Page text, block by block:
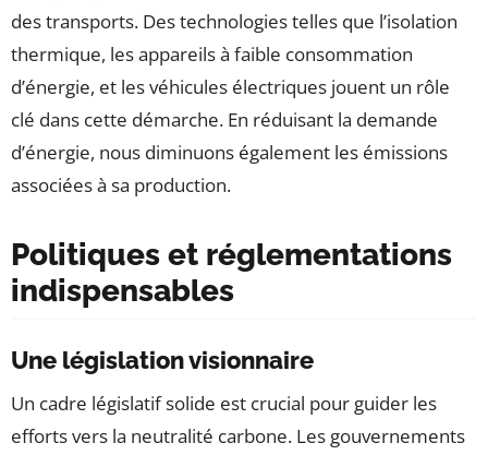
des transports. Des technologies telles que l’isolation
thermique, les appareils à faible consommation
d’énergie, et les véhicules électriques jouent un rôle
clé dans cette démarche. En réduisant la demande
d’énergie, nous diminuons également les émissions
associées à sa production.
Politiques et réglementations
indispensables
Une législation visionnaire
Un cadre législatif solide est crucial pour guider les
efforts vers la neutralité carbone. Les gouvernements